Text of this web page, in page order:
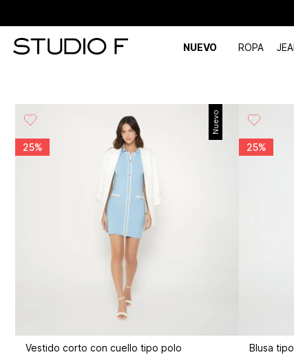
NUEVO ROPA
Nuevo
25%
Vestido corto con cuello tipo polo
25%
Blusa